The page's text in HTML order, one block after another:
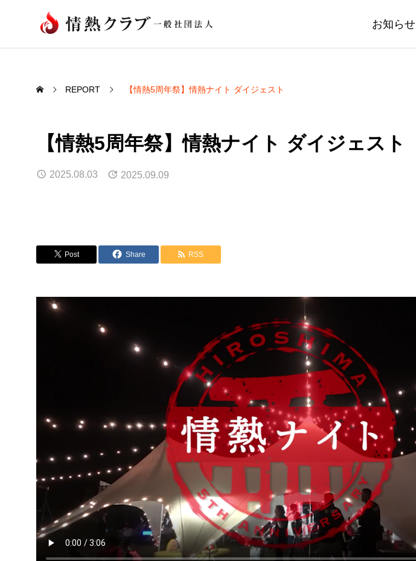
お知らせ
REPORT 【情熱5周年祭】情熱ナイト ダイジェスト
【情熱5周年祭】情熱ナイト ダイジェスト
2025.08.03 2025.09.09
Post Share RSS